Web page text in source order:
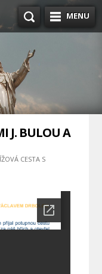
MENU
J. BULOU A
CESTA S